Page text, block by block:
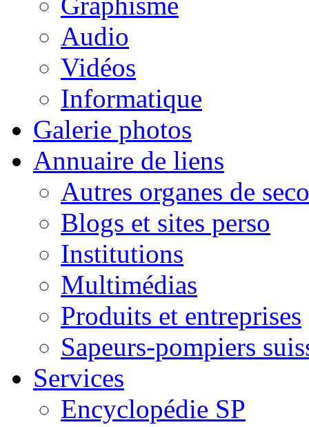
Audio
Vidéos
Informatique
Galerie photos
Annuaire de liens
Autres organes de
Blogs et sites perso
Institutions
Multimédias
Produits et entreprises
Sapeurs-pompiers
Services
Encyclopédie SP